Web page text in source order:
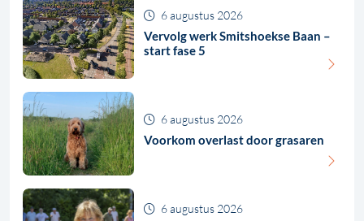
Vervolg werk Smitshoekse Baan –
start fase 5
6 augustus 2026
Voorkom overlast door grasaren
6 augustus 2026
6 augustus 2026